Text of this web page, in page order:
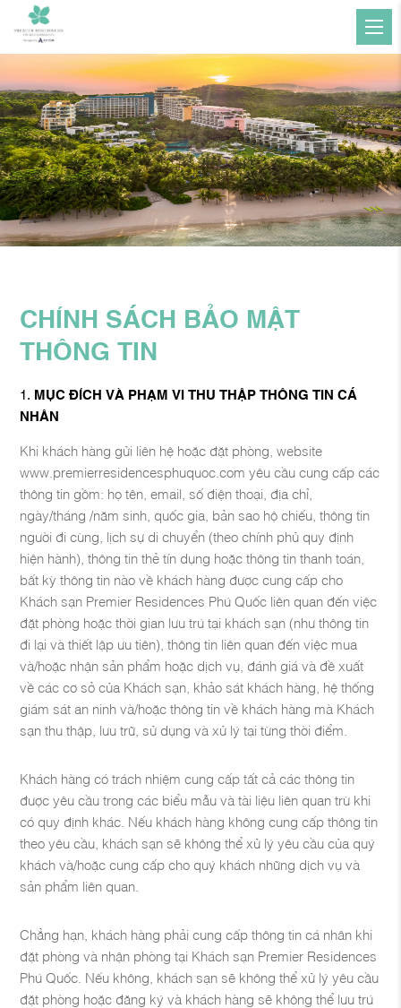
CHÍNH SÁCH BẢO MẬT
THÔNG TIN
MỤC ĐÍCH VÀ PHẠM VI THU THẬP THÔNG TIN CÁ
NHÂN
Khi khách hàng gửi liên hệ hoặc đặt phòng, website
www.premierresidencesphuquoc.com yêu cầu cung cấp các
thông tin gồm: họ tên, email, số điện thoại, địa chỉ,
ngày/tháng /năm sinh, quốc gia, bản sao hộ chiếu, thông tin
người đi cùng, lịch sự di chuyển (theo chính phủ quy định
hiện hành), thông tin thẻ tín dụng hoặc thông tin thanh toán,
bất kỳ thông tin nào về khách hàng được cung cấp cho
Khách sạn Premier Residences Phú Quốc liên quan đến việc
đặt phòng hoặc thời gian lưu trú tại khách sạn (như thông tin
đi lại và thiết lập ưu tiên), thông tin liên quan đến việc mua
và/hoặc nhận sản phẩm hoặc dịch vụ, đánh giá và đề xuất
về các cơ sở của Khách sạn, khảo sát khách hàng, hệ thống
giám sát an ninh và/hoặc thông tin về khách hàng mà Khách
sạn thu thập, lưu trữ, sử dụng và xử lý tại từng thời điểm.
Khách hàng có trách nhiệm cung cấp tất cả các thông tin
được yêu cầu trong các biểu mẫu và tài liệu liên quan trừ khi
có quy định khác. Nếu khách hàng không cung cấp thông tin
theo yêu cầu, khách sạn sẽ không thể xử lý yêu cầu của quý
khách và/hoặc cung cấp cho quý khách những dịch vụ và
sản phẩm liên quan.
Chẳng hạn, khách hàng phải cung cấp thông tin cá nhân khi
đặt phòng và nhận phòng tại Khách sạn Premier Residences
Phú Quốc. Nếu không, khách sạn sẽ không thể xử lý yêu cầu
đặt phòng hoặc đăng ký và khách hàng sẽ không thể lưu trú